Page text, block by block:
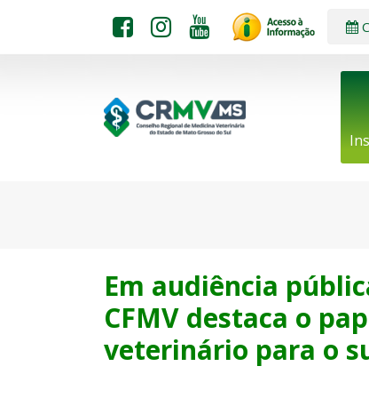
Em audiência
CFMV destaca o
veterinário para o